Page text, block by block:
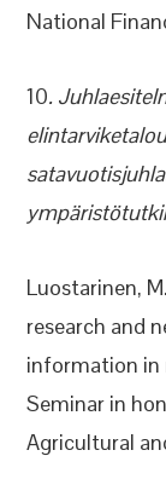
National
10.
Luostarinen,
research and
information in
Seminar in
Agricultural